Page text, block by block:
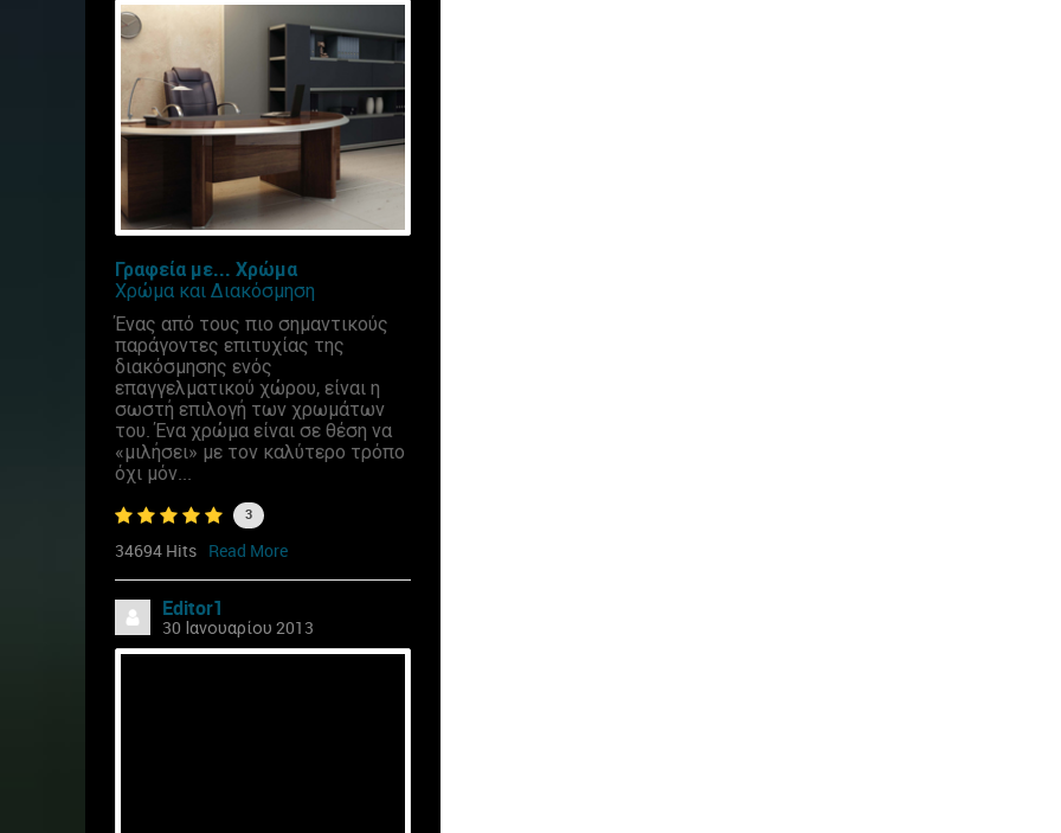
Γραφεία με... Χρώμα
Χρώμα και Διακόσμηση
Ένας από τους πιο σημαντικούς
παράγοντες επιτυχίας της
διακόσμησης ενός
επαγγελματικού χώρου, είναι η
σωστή επιλογή των χρωμάτων
του. Ένα χρώμα είναι σε θέση να
«μιλήσει» με τον καλύτερο τρόπο
όχι μόν...
3
34694 Hits Read More
Editor1
30 Ιανουαρίου 2013